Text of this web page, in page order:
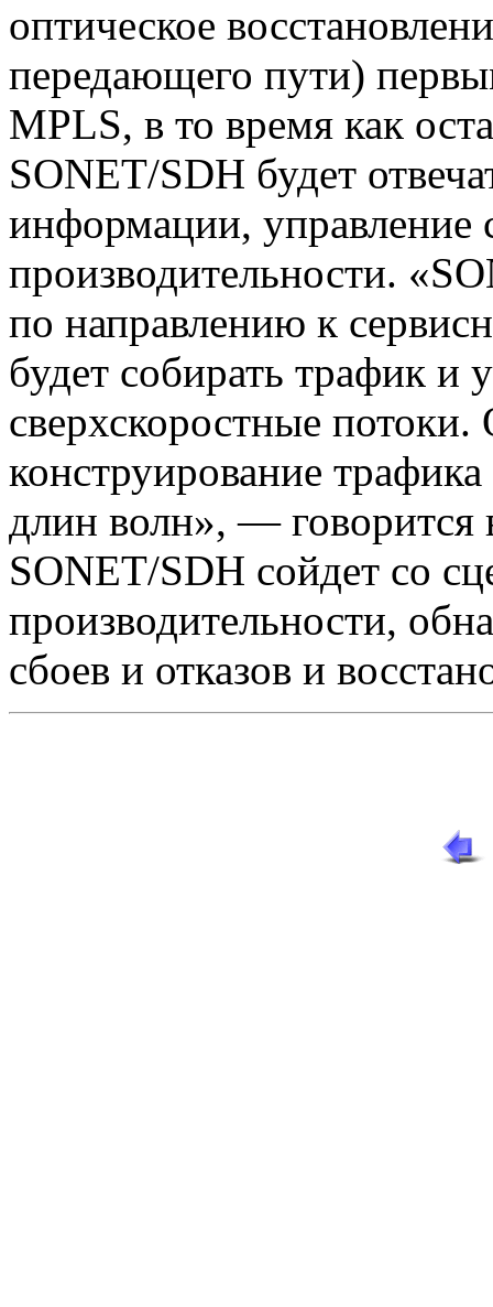
оптическое
передающего пути)
MPLS, в то время как
SONET/SDH будет
информации, управление
производительности.
по направлению к
будет собирать трафик и
сверхскоростные
конструирование
длин волн», — говорится
SONET/SDH сойдет со
производительности,
сбоев и отказов и